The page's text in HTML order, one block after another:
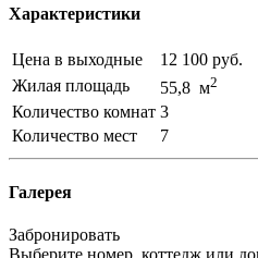
Характеристики
Цена в выходные
12 100 руб.
Жилая площадь
55,8 м2
Количество комнат 3
Количество мест
7
Галерея
Забронировать